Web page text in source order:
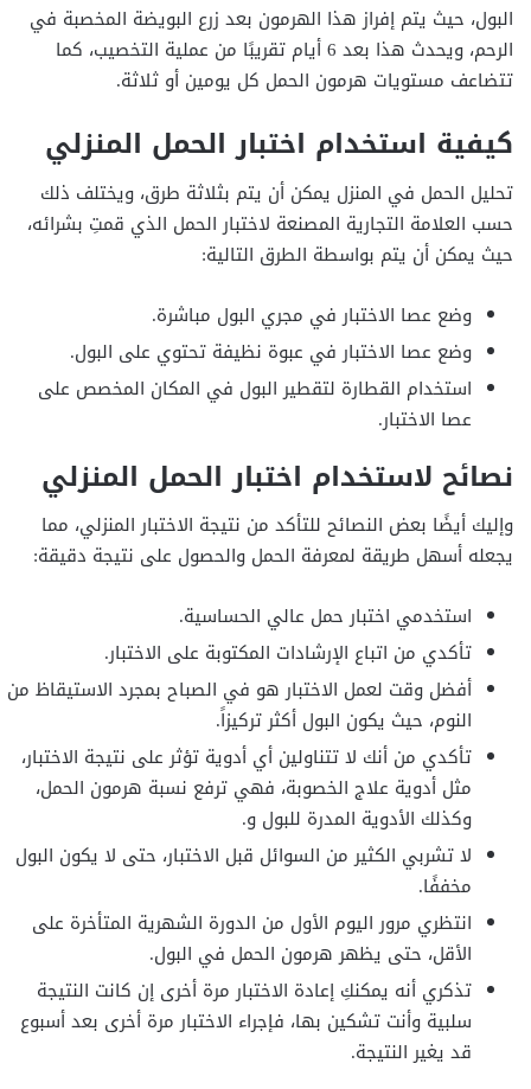
البول، حيث يتم إفراز هذا الهرمون بعد زرع البويضة المخصبة في
الرحم، ويحدث هذا بعد 6 أيام تقريبًا من عملية التخصيب، كما
تتضاعف مستويات هرمون الحمل كل يومين أو ثلاثة.
كيفية استخدام اختبار الحمل المنزلي
تحليل الحمل في المنزل يمكن أن يتم بثلاثة طرق، ويختلف ذلك
حسب العلامة التجارية المصنعة لاختبار الحمل الذي قمتِ بشرائه،
حيث يمكن أن يتم بواسطة الطرق التالية:
وضع عصا الاختبار في مجري البول مباشرة.
وضع عصا الاختبار في عبوة نظيفة تحتوي على البول.
استخدام القطارة لتقطير البول في المكان المخصص على
عصا الاختبار.
نصائح لاستخدام اختبار الحمل المنزلي
وإليك أيضًا بعض النصائح للتأكد من نتيجة الاختبار المنزلي، مما
يجعله أسهل طريقة لمعرفة الحمل والحصول على نتيجة دقيقة:
استخدمي اختبار حمل عالي الحساسية.
تأكدي من اتباع الإرشادات المكتوبة على الاختبار.
أفضل وقت لعمل الاختبار هو في الصباح بمجرد الاستيقاظ من
النوم، حيث يكون البول أكثر تركيزاً.
تأكدي من أنك لا تتناولين أي أدوية تؤثر على نتيجة الاختبار،
مثل أدوية علاج الخصوبة، فهي ترفع نسبة هرمون الحمل،
وكذلك الأدوية المدرة للبول و.
لا تشربي الكثير من السوائل قبل الاختبار، حتى لا يكون البول
مخففًا.
انتظري مرور اليوم الأول من الدورة الشهرية المتأخرة على
الأقل، حتى يظهر هرمون الحمل في البول.
تذكري أنه يمكنكِ إعادة الاختبار مرة أخرى إن كانت النتيجة
سلبية وأنت تشكين بها، فإجراء الاختبار مرة أخرى بعد أسبوع
قد يغير النتيجة.